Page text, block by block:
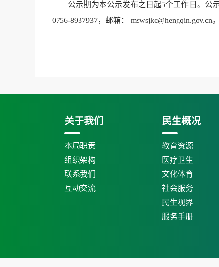
公示期为本公示发布之日起5个工作日。公示
0756-8937937，邮箱： mswsjkc@hengqin.gov.cn。
关于我们
本局职责
组织架构
联系我们
互动交流
民生概况
教育资源
医疗卫生
文化体育
社会服务
民生视界
服务手册